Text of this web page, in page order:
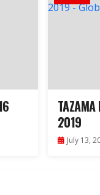
TAZAMA
2019
July 13,